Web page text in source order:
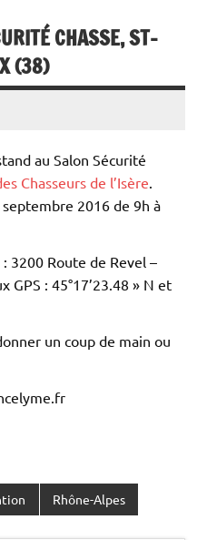
CHASSE, ST-
(38)
au Salon Sécurité
Chasseurs de l’Isère
2016 de 9h à
3200 Route de Revel –
GPS : 45°17’23.48 » N et
un coup de main ou
Rhône-Alpes